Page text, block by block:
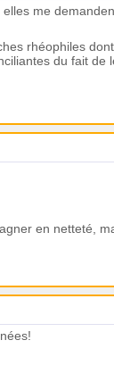
me
rhéophiles
du fait
en netteté,